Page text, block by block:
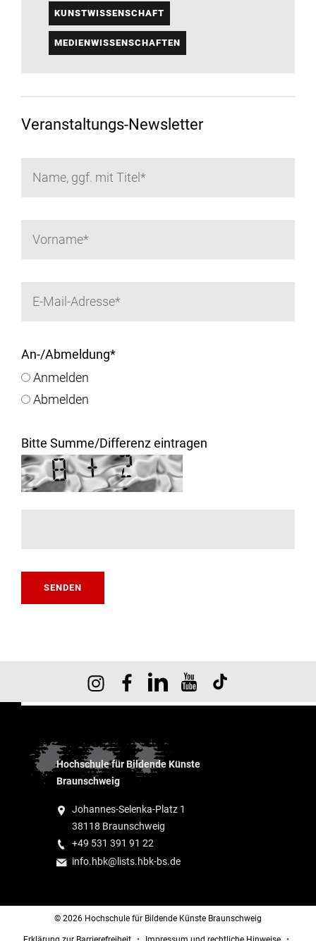
KUNSTWISSENSCHAFT
MEDIENWISSENSCHAFTEN
Veranstaltungs-Newsletter
An-/Abmeldung*
Anmelden
Abmelden
Bitte Summe/Differenz eintragen
SENDEN
Hochschule für Bildende Künste
Braunschweig
Johannes-Selenka-Platz 1
38118 Braunschweig
+49 531 391 91 22
info.hbk@lists.hbk-bs.de
© 2026 Hochschule für Bildende Künste Braunschweig